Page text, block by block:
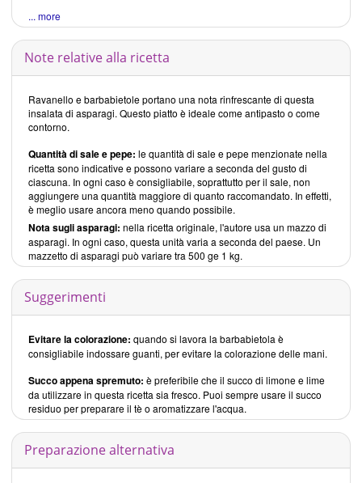
... more
Note relative alla ricetta
Ravanello e barbabietole portano una nota rinfrescante di questa
insalata di asparagi. Questo piatto è ideale come antipasto o come
contorno.
Quantità di sale e pepe: le quantità di sale e pepe menzionate nella
ricetta sono indicative e possono variare a seconda del gusto di
ciascuna. In ogni caso è consigliabile, soprattutto per il sale, non
aggiungere una quantità maggiore di quanto raccomandato. In effetti,
è meglio usare ancora meno quando possibile.
Nota sugli asparagi: nella ricetta originale, l'autore usa un mazzo di
asparagi. In ogni caso, questa unità varia a seconda del paese. Un
mazzetto di asparagi può variare tra 500 ge 1 kg.
Suggerimenti
Evitare la colorazione: quando si lavora la barbabietola è
consigliabile indossare guanti, per evitare la colorazione delle mani.
Succo appena spremuto: è preferibile che il succo di limone e lime
da utilizzare in questa ricetta sia fresco. Puoi sempre usare il succo
residuo per preparare il tè o aromatizzare l'acqua.
Preparazione alternativa